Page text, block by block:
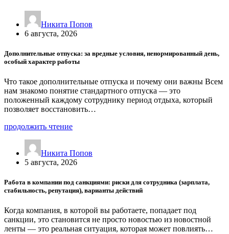
Никита Попов
6 августа, 2026
Дополнительные отпуска: за вредные условия, ненормированный день,
особый характер работы
Что такое дополнительные отпуска и почему они важны Всем
нам знакомо понятие стандартного отпуска — это
положенный каждому сотруднику период отдыха, который
позволяет восстановить…
продолжить чтение
Никита Попов
5 августа, 2026
Работа в компании под санкциями: риски для сотрудника (зарплата,
стабильность, репутация), варианты действий
Когда компания, в которой вы работаете, попадает под
санкции, это становится не просто новостью из новостной
ленты — это реальная ситуация, которая может повлиять…